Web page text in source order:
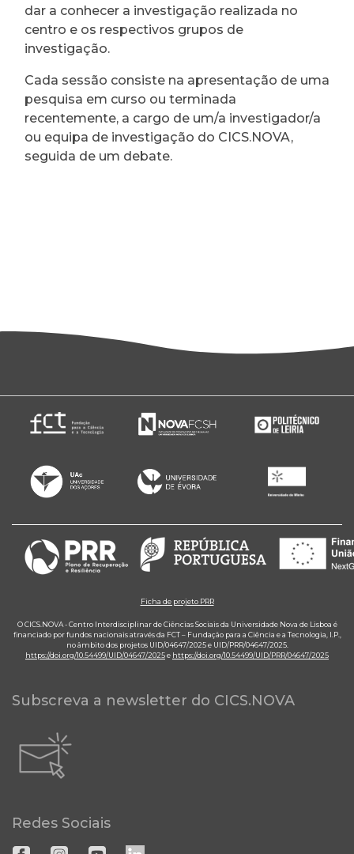
dar a conhecer a investigação realizada no
centro e os respectivos grupos de
investigação.
Cada sessão consiste na apresentação de uma
pesquisa em curso ou terminada
recentemente, a cargo de um/a investigador/a
ou equipa de investigação do CICS.NOVA,
seguida de um debate.
Ficha de projeto PRR
O CICS.NOVA - Centro Interdisciplinar de Ciências Sociais da Universidade Nova de Lisboa é
financiado por fundos nacionais através da FCT – Fundação para a Ciência e a Tecnologia, I.P.,
no âmbito dos projetos UID/04647/2025 e UID/PRR/04647/2025.
https://doi.org/10.54499/UID/04647/2025e https://doi.org/10.54499/UID/PRR/04647/2025
Subscreva a newsletter do CICS.NOVA
Redes Sociais